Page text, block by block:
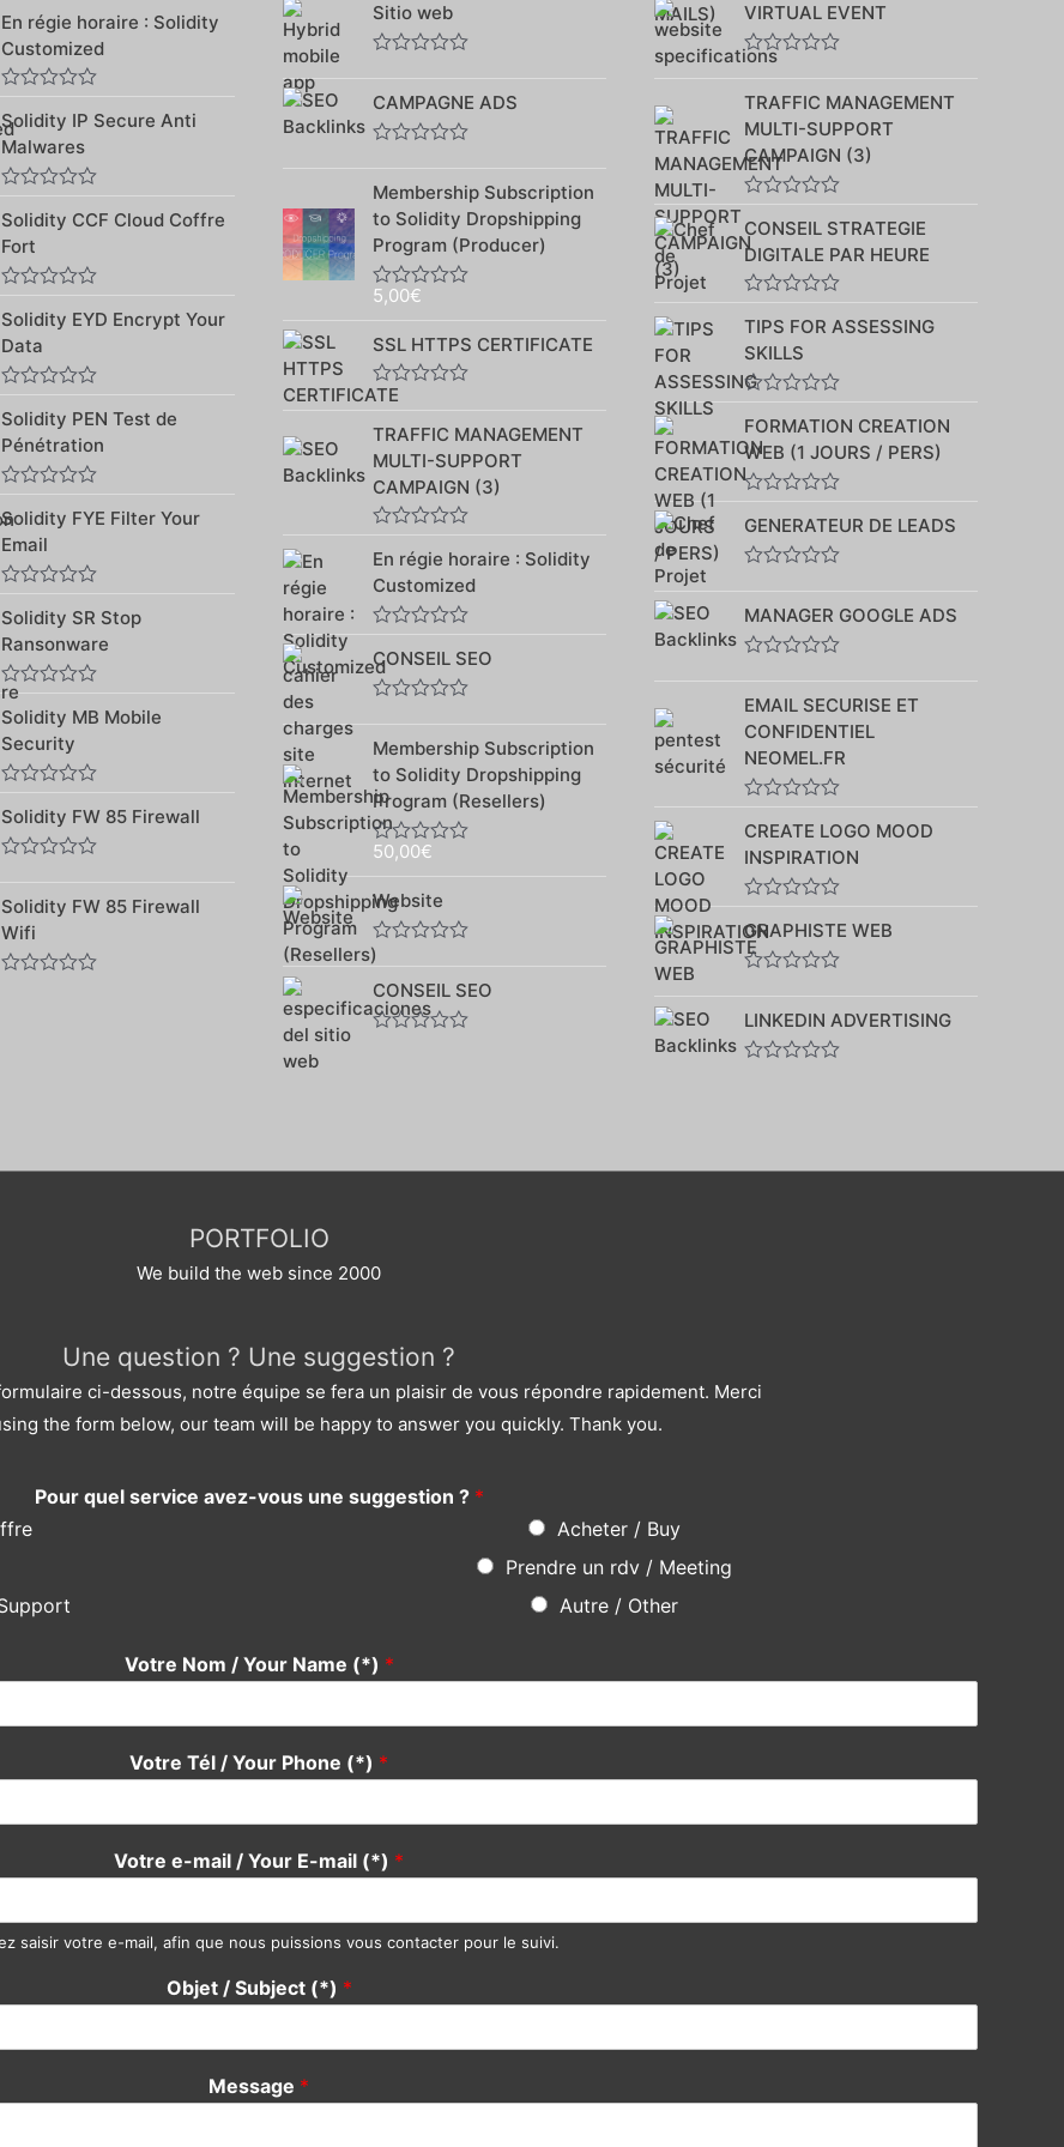
0
sur
5
En régie horaire : Solidity
Customized
0
sur
5
Solidity IP Secure Anti
Malwares
0
sur
5
Solidity CCF Cloud Coffre
Fort
0
sur
5
Solidity EYD Encrypt Your
Data
0
sur
5
Solidity PEN Test de
Pénétration
0
sur
5
Solidity FYE Filter Your
Email
0
sur
5
Solidity SR Stop
Ransonware
Note
0
sur
5
Solidity MB Mobile
Security
0
sur
5
Solidity FW 85 Firewall
sur
5
Solidity FW 85 Firewall
Wifi
sur
5
Sitio web
sur
5
CAMPAGNE ADS
sur
5
Membership Subscription
to Solidity Dropshipping
Program (Producer)
Note
sur
5
5,00€
SSL HTTPS CERTIFICATE
Note
sur
5
TRAFFIC MANAGEMENT
MULTI-SUPPORT
CAMPAIGN (3)
0
sur
5
En régie horaire : Solidity
Customized
0
sur
5
CONSEIL SEO
sur
5
Membership Subscription
to Solidity Dropshipping
Program (Resellers)
Note
sur
5
50,00€
Website
Note
sur
5
CONSEIL SEO
0
sur
5
VIRTUAL EVENT
Note
sur
5
TRAFFIC MANAGEMENT
MULTI-SUPPORT
CAMPAIGN (3)
0
sur
5
CONSEIL STRATEGIE
DIGITALE PAR HEURE
0
sur
5
TIPS FOR ASSESSING
SKILLS
0
sur
5
FORMATION CREATION
WEB (1 JOURS / PERS)
0
sur
5
GENERATEUR DE LEADS
sur
5
MANAGER GOOGLE ADS
sur
5
EMAIL SECURISE ET
CONFIDENTIEL
NEOMEL.FR
0
sur
5
CREATE LOGO MOOD
INSPIRATION
0
sur
5
GRAPHISTE WEB
sur
5
LINKEDIN ADVERTISING
PORTFOLIO
We build the web since 2000